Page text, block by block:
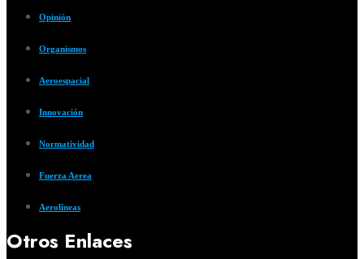
Opinión
Organismos
Aeroespacial
Innovación
Normatividad
Fuerza Aerea
Aerolíneas
Otros Enlaces